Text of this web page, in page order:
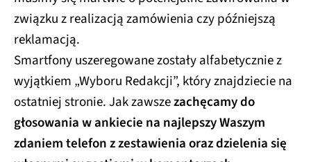
związku z realizacją zamówienia czy późniejszą
reklamacją.
Smartfony uszeregowane zostały alfabetycznie z
wyjątkiem „Wyboru Redakcji”, który znajdziecie na
ostatniej stronie. Jak zawszezachęcamy do
głosowania w ankiecie na najlepszy Waszym
zdaniem telefon z zestawienia oraz dzielenia się